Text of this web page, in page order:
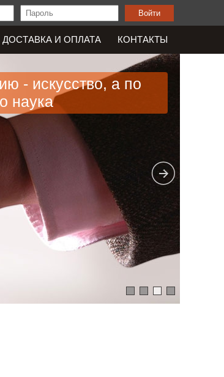
ДОСТАВКА И OПЛАТА КОНТАКТЫ
- искусство, а по
наука